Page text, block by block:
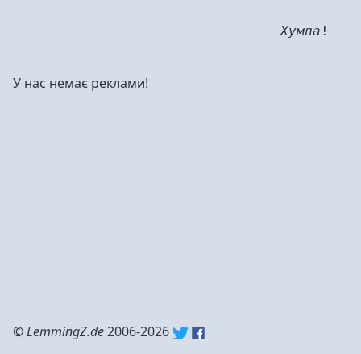
Хумпа !
У нас немає реклами!
©LemmingZ.de2006-2026